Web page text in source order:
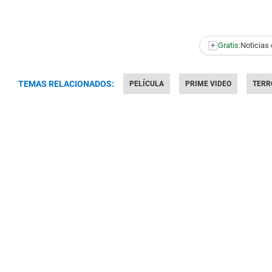
+ Gratis:Noticias
TEMAS RELACIONADOS: PELÍCULA PRIME VIDEO